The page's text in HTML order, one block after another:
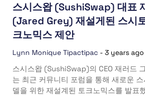
스시스왑 (SushiSwap) 대표
(Jared Grey) 재설게된 스시
크노믹스 제안
Lynn Monique Tipactipac - 3 years ago
스시스왑 (SushiSwap)의 CEO 재러드
는 최근 커뮤니티 포럼을 통해 새로운
델을 위한 재설계된 토크노믹스를 발표